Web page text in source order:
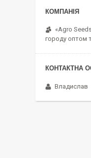
«Agro
городу оптом
Владислав